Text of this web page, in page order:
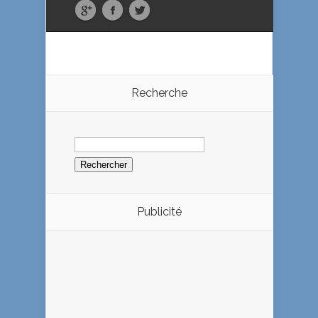
Recherche
Rechercher :
Publicité